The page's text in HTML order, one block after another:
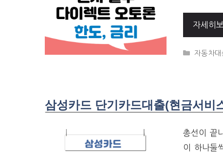
자세히보
자동차대
삼성카드 단기카드대출(현금서비
총선이 끝
이 하나둘